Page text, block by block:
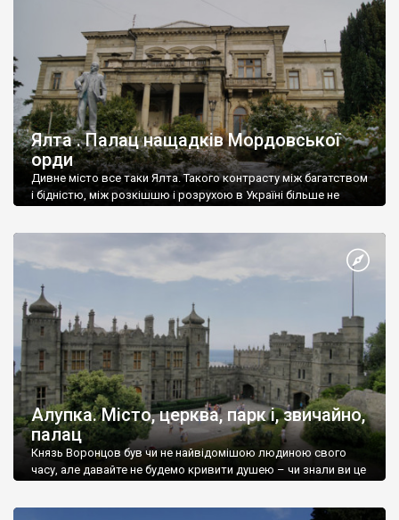
Ялта . Палац нащадків Мордовської
орди
Дивне місто все таки Ялта. Такого контрасту між багатством
і бідністю, між розкішшю і розрухою в Україні більше не
Алупка. Місто, церква, парк і, звичайно,
палац
Князь Воронцов був чи не найвідомішою людиною свого
часу, але давайте не будемо кривити душею – чи знали ви це